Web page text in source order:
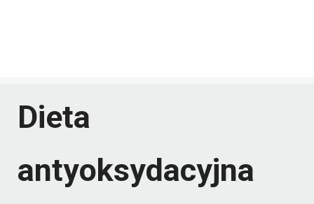
Dieta
antyoksydacyjna